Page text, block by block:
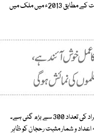
میں کہا گیا ہے کہ چین میں مال دار افراد کی فہرست کے مطابق 2013ء میں ملک میں
رپورٹ کے مطابق ملک میں پہلی مرتبہ ارب پتی افراد کی تعداد 300 سے بڑھ گئی ہے۔
و شمار مثبت رحجان کو ظاہر